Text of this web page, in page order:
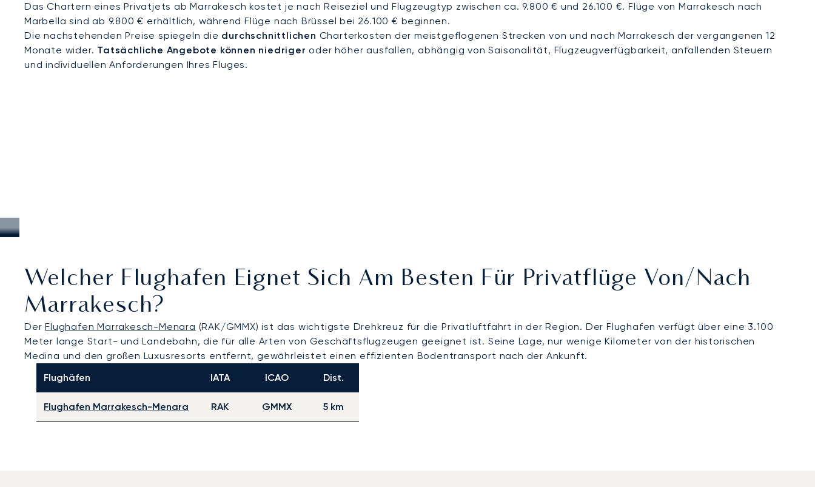
Das Chartern eines Privatjets ab Marrakesch kostet je nach Reiseziel und Flugzeugtyp zwischen ca. 9.800 € und 26.100 €. Flüge von Marrakesch nach
Marbella sind ab 9.800 € erhältlich, während Flüge nach Brüssel bei 26.100 € beginnen.
Die nachstehenden Preise spiegeln die durchschnittlichen Charterkosten der meistgeflogenen Strecken von und nach Marrakesch der vergangenen 12
Monate wider. Tatsächliche Angebote können niedriger oder höher ausfallen, abhängig von Saisonalität, Flugzeugverfügbarkeit, anfallenden Steuern
und individuellen Anforderungen Ihres Fluges.
Welcher Flughafen Eignet Sich Am Besten Für Privatflüge Von/nach
Marrakesch?
DerFlughafen Marrakesch-Menara (RAK/GMMX) ist das wichtigste Drehkreuz für die Privatluftfahrt in der Region. Der Flughafen verfügt über eine 3.100
Meter lange Start- und Landebahn, die für alle Arten von Geschäftsflugzeugen geeignet ist. Seine Lage, nur wenige Kilometer von der historischen
Medina und den großen Luxusresorts entfernt, gewährleistet einen effizienten Bodentransport nach der Ankunft.
Flughäfen
IATA ICAO Dist.
Flughafen Marrakesch-Menara RAK GMMX 5 km